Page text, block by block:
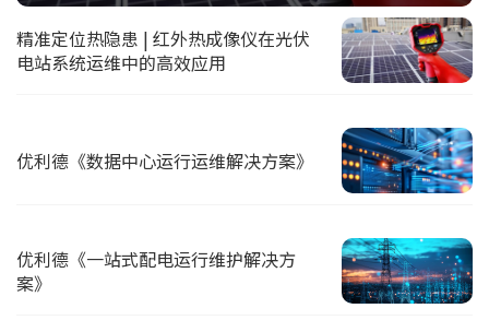
精准定位热隐患 | 红外热成像仪在光伏
电站系统运维中的高效应用
优利德《数据中心运行运维解决方案》
优利德《一站式配电运行维护解决方
案》